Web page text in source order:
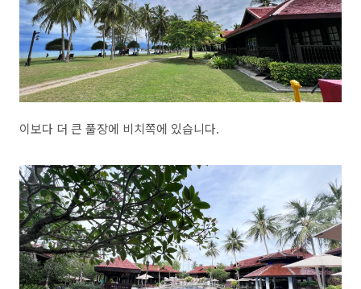
이보다 더 큰 풀장에 비치쪽에 있습니다.